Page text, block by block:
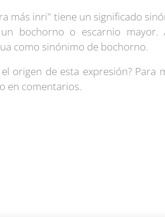
más inri" tiene un significado
bochorno o escarnio mayor.
como sinónimo de bochorno.
origen de esta expresión?
en comentarios.